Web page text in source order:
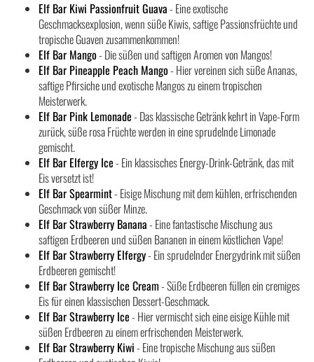
Elf Bar Kiwi Passionfruit Guava- Eine exotische
Geschmacksexplosion, wenn süße Kiwis, saftige Passionsfrüchte und
tropische Guaven zusammenkommen!
Elf Bar Mango- Die süßen und saftigen Aromen von Mangos!
Elf Bar Pineapple Peach Mango- Hier vereinen sich süße Ananas,
saftige Pfirsiche und exotische Mangos zu einem tropischen
Meisterwerk.
Elf Bar Pink Lemonade- Das klassische Getränk kehrt in Vape-Form
zurück, süße rosa Früchte werden in eine sprudelnde Limonade
gemischt.
Elf Bar Elfergy Ice- Ein klassisches Energy-Drink-Getränk, das mit
Eis versetzt ist!
Elf Bar Spearmint- Eisige Mischung mit dem kühlen, erfrischenden
Geschmack von süßer Minze.
Elf Bar Strawberry Banana- Eine fantastische Mischung aus
saftigen Erdbeeren und süßen Bananen in einem köstlichen Vape!
Elf Bar Strawberry Elfergy- Ein sprudelnder Energydrink mit süßen
Erdbeeren gemischt!
Elf Bar Strawberry Ice Cream- Süße Erdbeeren füllen ein cremiges
Eis für einen klassischen Dessert-Geschmack.
Elf Bar Strawberry Ice- Hier vermischt sich eine eisige Kühle mit
süßen Erdbeeren zu einem erfrischenden Meisterwerk.
Elf Bar Strawberry Kiwi- Eine tropische Mischung aus süßen